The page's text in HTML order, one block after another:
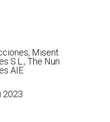
Misent
S.L., The Nun
AIE
2023